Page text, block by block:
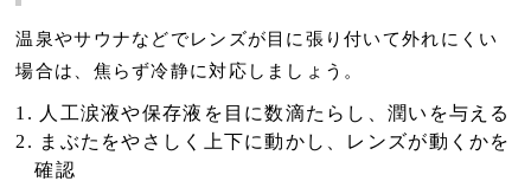
温泉やサウナなどでレンズが目に張り付いて外れにくい
場合は、焦らず冷静に対応しましょう。
人工涙液や保存液を目に数滴たらし、潤いを与える
まぶたをやさしく上下に動かし、レンズが動くかを
確認